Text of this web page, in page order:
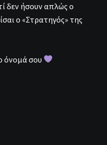
δεν ήσουν απλώς ο
ο «Στρατηγός» της
όνομά σου